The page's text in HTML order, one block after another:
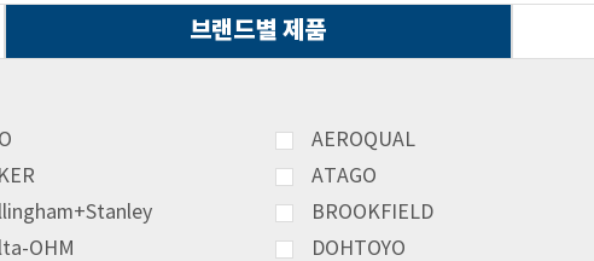
브랜드별 제품
AEROQUAL
ATAGO
BROOKFIELD
OHM DOHTOYO